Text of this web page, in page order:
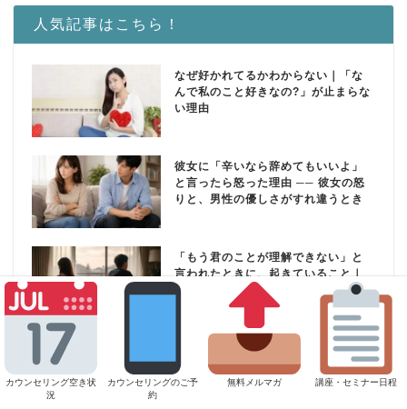
人気記事はこちら！
なぜ好かれてるかわからない｜「な
んで私のこと好きなの?」が止まらな
い理由
彼女に「辛いなら辞めてもいいよ」
と言ったら怒った理由 ── 彼女の怒
りと、男性の優しさがすれ違うとき
「もう君のことが理解できない」と
言われたときに、起きていること｜
通じ合えなくなった関係の心理
HOME
心理学の用語解説
癒着の心理 〜癒着とはなにか。その手放し方も解説します〜
カウンセリング空き状
況
カウンセリングのご予
約
無料メルマガ 講座・セミナー日程